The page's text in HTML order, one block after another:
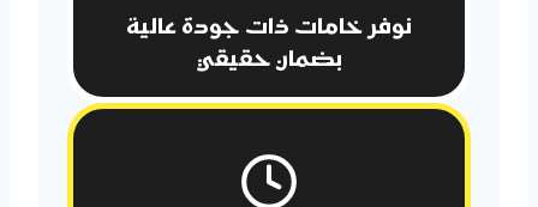
نوفر خامات ذات جودة عالية
بضمان حقيقي